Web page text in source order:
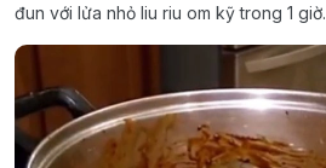
đun với lửa nhỏ liu riu om kỹ trong 1 giờ.